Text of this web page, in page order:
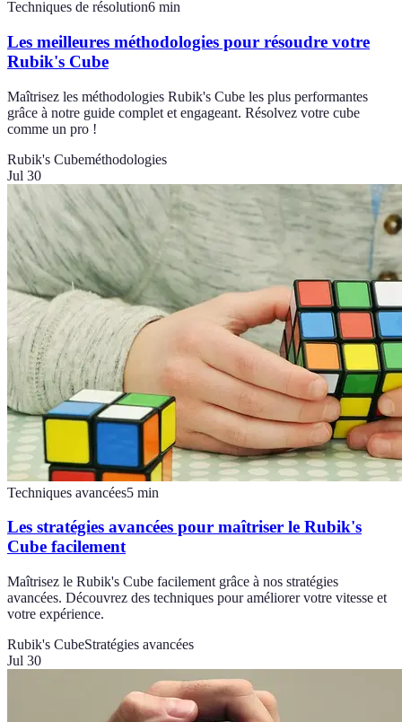
Techniques de résolution6 min
Les meilleures méthodologies pour résoudre votre
Rubik's Cube
Maîtrisez les méthodologies Rubik's Cube les plus performantes
grâce à notre guide complet et engageant. Résolvez votre cube
comme un pro !
Rubik's Cubeméthodologies
Jul 30
Techniques avancées5 min
Les stratégies avancées pour maîtriser le Rubik's
Cube facilement
Maîtrisez le Rubik's Cube facilement grâce à nos stratégies
avancées. Découvrez des techniques pour améliorer votre vitesse et
votre expérience.
Rubik's CubeStratégies avancées
Jul 30